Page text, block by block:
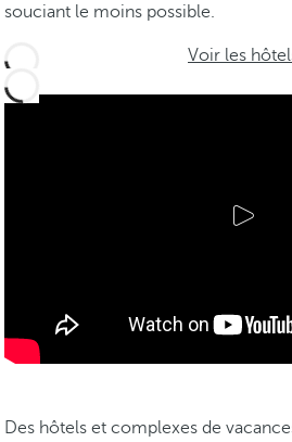
souciant le moins possible.
Voir les
Des hôtels et complexes de